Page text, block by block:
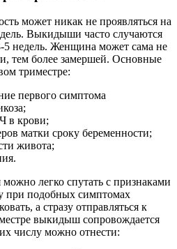
может никак не проявляться на
Выкидыши часто случаются
5 недель. Женщина может сама не
тем более замершей. Основные
триместре:
первого симптома
в крови;
матки сроку беременности;
живота;
легко спутать с признаками
при подобных симптомах
а стразу отправляться к
выкидыш сопровождается
числу можно отнести: